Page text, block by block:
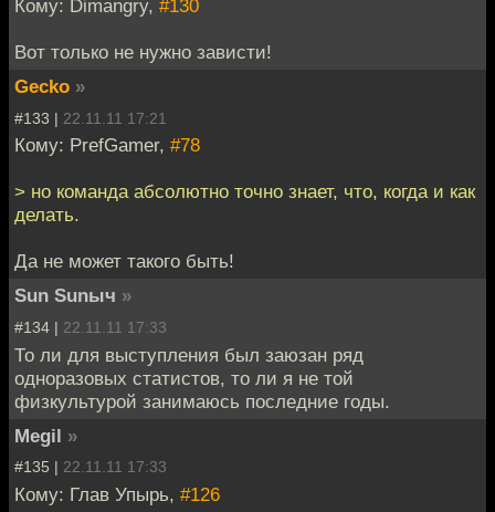
Кому: Dimangry, #130
Вот только не нужно зависти!
Gecko »
#133 | 22.11.11 17:21
Кому: PrefGamer, #78
> но команда абсолютно точно знает, что, когда и как
делать.
Да не может такого быть!
Sun Sunыч »
#134 | 22.11.11 17:33
То ли для выступления был заюзан ряд
одноразовых статистов, то ли я не той
физкультурой занимаюсь последние годы.
Megil »
#135 | 22.11.11 17:33
Кому: Глав Упырь, #126